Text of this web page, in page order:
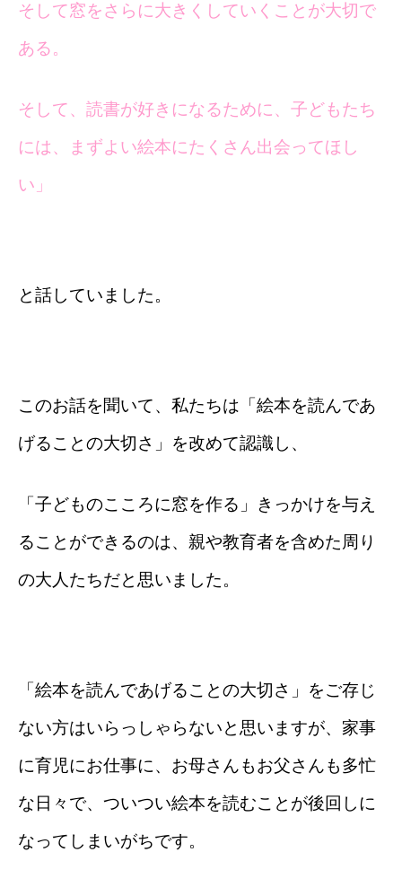
そして窓をさらに大きくしていくことが大切で
ある。
そして、読書が好きになるために、子どもたち
には、まずよい絵本にたくさん出会ってほし
い」
と話していました。
このお話を聞いて、私たちは「絵本を読んであ
げることの大切さ」を改めて認識し、
「子どものこころに窓を作る」きっかけを与え
ることができるのは、親や教育者を含めた周り
の大人たちだと思いました。
「絵本を読んであげることの大切さ」をご存じ
ない方はいらっしゃらないと思いますが、 家事
に育児にお仕事に、お母さんもお父さんも多忙
な日々で、ついつい絵本を読むことが後回しに
なってしまいがちです。